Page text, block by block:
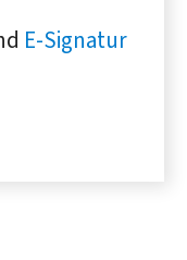
E-Signatur